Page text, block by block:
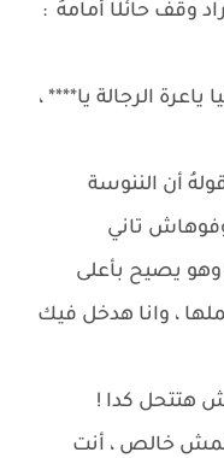
وقف حائلًا أمامهُ :
الرجالة يا**** ،
أن الننوسة
تاني
يصيح بأعلى
، وانا هدخل فيك
هتتحل كدا !
خالص ، أنت